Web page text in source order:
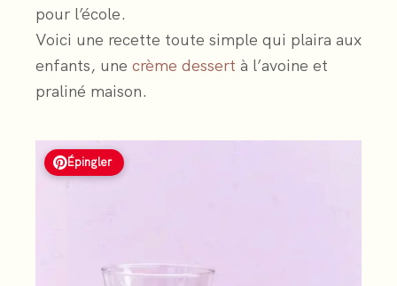
pour l’école.
Voici une recette toute simple qui plaira aux
enfants, une crème dessert à l’avoine et
praliné maison.
Épingler